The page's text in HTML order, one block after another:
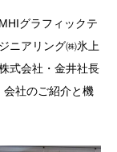
グラフィックテ
ニアリング㈱氷上
式会社・金井社長
会社のご紹介と機